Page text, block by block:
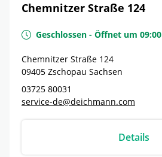
Chemnitzer Straße 124
Geschlossen - Öffnet um 09:00
Chemnitzer Straße 124
09405 Zschopau Sachsen
03725 80031
service-de@deichmann.com
Details